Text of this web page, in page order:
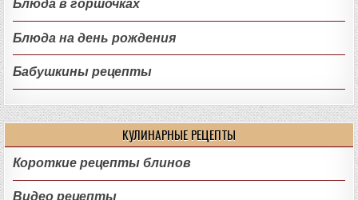
Блюда в горшочках
Блюда на день рождения
Бабушкины рецепты
КУЛИНАРНЫЕ РЕЦЕПТЫ
Короткие рецепты блинов
Видео рецепты